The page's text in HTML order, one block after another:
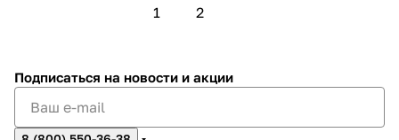
1 2
Подписаться на новости и акции